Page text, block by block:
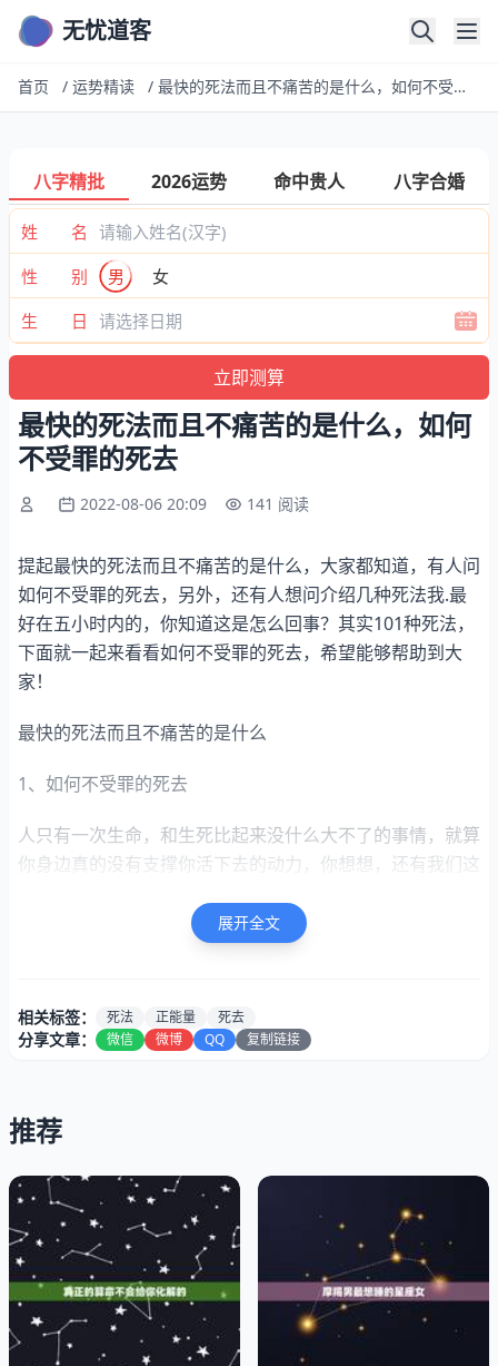
无忧道客
首页 / 运势精读 / 最快的死法而且不痛苦的是什么，如何不受罪的死去
八字精批 2026运势 命中贵人 八字合婚
姓 名
性 别
男
女
生 日
最快的死法而且不痛苦的是什么，如何
不受罪的死去
2022-08-06 20:09 141 阅读
提起最快的死法而且不痛苦的是什么，大家都知道，有人问
如何不受罪的死去，另外，还有人想问介绍几种死法我.最
好在五小时内的，你知道这是怎么回事？其实101种死法，
下面就一起来看看如何不受罪的死去，希望能够帮助到大
家！
最快的死法而且不痛苦的是什么
1、如何不受罪的死去
人只有一次生命，和生死比起来没什么大不了的事情，就算
你身边真的没有支撑你活下去的动力，你想想，还有我们这
逝去。所以不要有这种想法，死不是。活着，就算难过痛
苦，那也是一种经历，你要改变心态。
会很丑，我的内心是拒绝的，自己掐自己脖子不会死，如果
腕的话一定要深，水温高一点，41，42℃比较合适，有一
个无痛的，感冒药＋酒，但是个人体质啊各方面有不同也不
死心也是很累了
101种死法
3、种死法
展开全文
相关标签： 死法 正能量 死去
分享文章： 微信 微博 QQ 复制链接
推荐